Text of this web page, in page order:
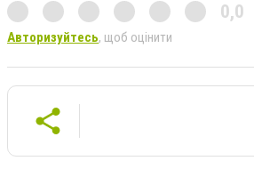
0,0
Авторизуйтесь, щоб оцінити